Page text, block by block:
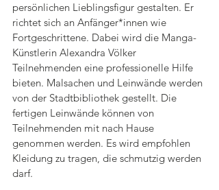
persönlichen Lieblingsfigur gestalten. Er
richtet sich an Anfänger*innen wie
Fortgeschrittene. Dabei wird die Manga-
Künstlerin Alexandra Völker
Teilnehmenden eine professionelle Hilfe
bieten. Malsachen und Leinwände werden
von der Stadtbibliothek gestellt. Die
fertigen Leinwände können von
Teilnehmenden mit nach Hause
genommen werden. Es wird empfohlen
Kleidung zu tragen, die schmutzig werden
darf.